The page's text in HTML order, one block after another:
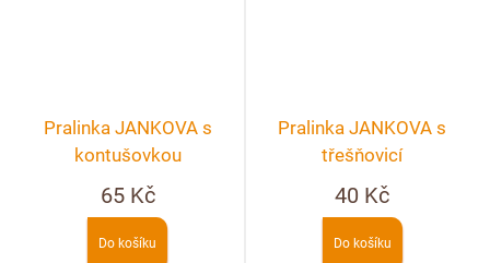
Pralinka JANKOVA s
kontušovkou
65 Kč
Do košíku
Pralinka JANKOVA s
třešňovicí
40 Kč
Do košíku